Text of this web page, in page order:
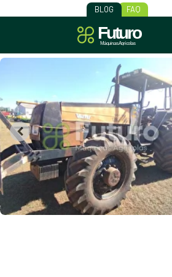
BLOG FAQ